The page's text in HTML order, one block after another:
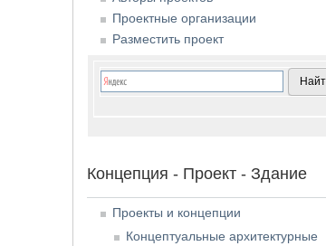
Проектные организации
Разместить проект
Концепция - Проект - Здание
Проекты и концепции
Концептуальные архитектурные